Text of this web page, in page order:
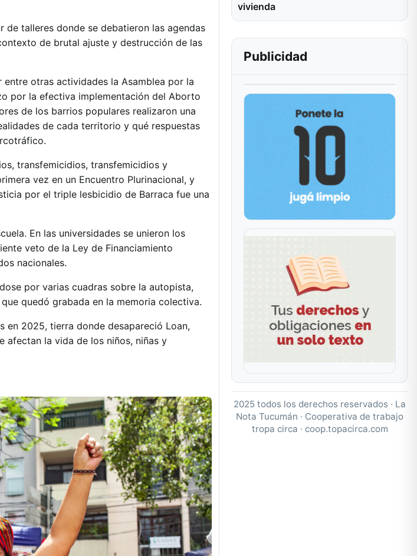
talleres donde se debatieron las agendas
de brutal ajuste y destrucción de las
otras actividades la Asamblea por la
por la efectiva implementación del Aborto
de los barrios populares realizaron una
de cada territorio y qué respuestas
transfemicidios, transfemicidios y
vez en un Encuentro Plurinacional, y
por el triple lesbicidio de Barraca fue una
En las universidades se unieron los
veto de la Ley de Financiamiento
nacionales.
por varias cuadras sobre la autopista,
quedó grabada en la memoria colectiva.
en 2025, tierra donde desapareció Loan,
afectan la vida de los niños, niñas y
vivienda
Publicidad
2025 todos los derechos reservados · La
Nota Tucumán · Cooperativa de trabajo
tropa circa · coop.topacirca.com